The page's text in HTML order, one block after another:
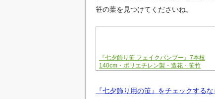
笹の葉を見つけてくださいね。
『七夕飾り笹 フェイクバンブー』7本枝
140cm・ポリエチレン製・造花・笹竹
『七夕飾り用の笹』をチェックする